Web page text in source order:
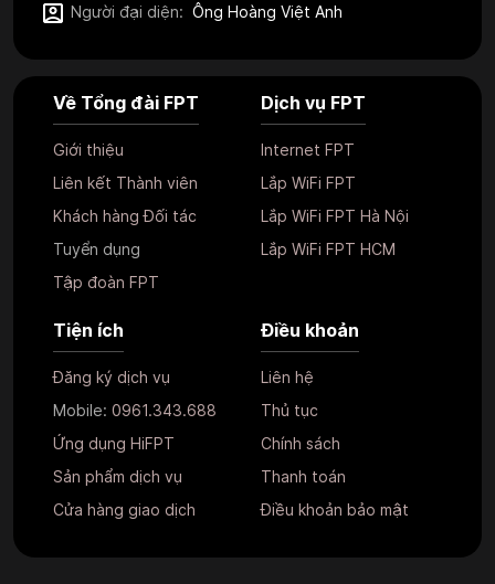
Người đại diện: Ông Hoàng Việt Anh
Về Tổng đài FPT
Giới thiệu
Liên kết Thành viên
Khách hàng Đối tác
Tuyển dụng
Tập đoàn FPT
Dịch vụ FPT
Internet FPT
Lắp WiFi FPT
Lắp WiFi FPT Hà Nội
Lắp WiFi FPT HCM
Tiện ích
Đăng ký dịch vụ
Mobile: 0961.343.688
Ứng dụng HiFPT
Sản phẩm dịch vụ
Cửa hàng giao dịch
Điều khoản
Liên hệ
Thủ tục
Chính sách
Thanh toán
Điều khoản bảo mật